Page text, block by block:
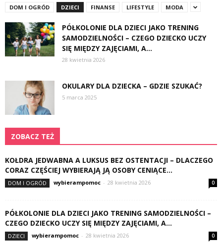
DOM I OGRÓD DZIECI FINANSE LIFESTYLE MODA
PÓŁKOLONIE DLA DZIECI JAKO TRENING
SAMODZIELNOŚCI – CZEGO DZIECKO UCZY
SIĘ MIĘDZY ZAJĘCIAMI, A...
28 kwietnia 2026
OKULARY DLA DZIECKA – GDZIE SZUKAĆ?
5 marca 2025
ZOBACZ TEŻ
KOŁDRA JEDWABNA A LUKSUS BEZ OSTENTACJI – DLACZEGO
CORAZ CZĘŚCIEJ WYBIERAJĄ JĄ OSOBY CENIĄCE...
DOM I OGRÓD wybierampomoc - 28 kwietnia 2026 0
PÓŁKOLONIE DLA DZIECI JAKO TRENING SAMODZIELNOŚCI –
CZEGO DZIECKO UCZY SIĘ MIĘDZY ZAJĘCIAMI, A...
DZIECI wybierampomoc - 28 kwietnia 2026 0